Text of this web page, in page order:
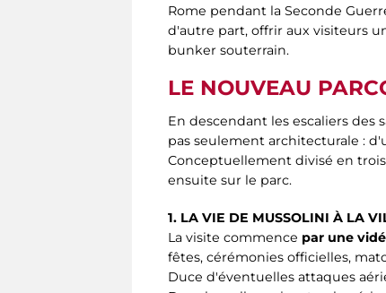
Rome pendant la Seconde
d'autre part, offrir aux visiteurs
bunker souterrain.
LE NOUVEAU
En descendant les escaliers
pas seulement architecturale :
Conceptuellement divisé en
ensuite sur le parc.
1. LA VIE DE MUSSOLINI À LA
La visite commence par une
fêtes, cérémonies officielles,
Duce d'éventuelles attaques